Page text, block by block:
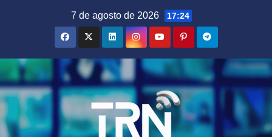
7 de agosto de 2026 17:24